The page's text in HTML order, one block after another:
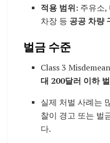
적용 범위: 주유소,
차장 등 공공 차량
벌금 수준
Class 3
대 200달러 이하
실제 처벌 사례는
찰이 경고 또는 벌
다.